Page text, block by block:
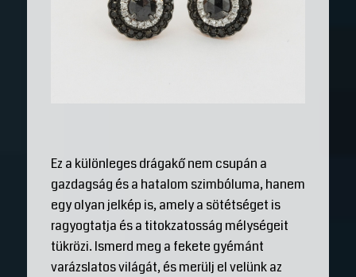
Ez a különleges drágakő nem csupán a
gazdagság és a hatalom szimbóluma, hanem
egy olyan jelkép is, amely a sötétséget is
ragyogtatja és a titokzatosság mélységeit
tükrözi. Ismerd meg a fekete gyémánt
varázslatos világát, és merülj el velünk az